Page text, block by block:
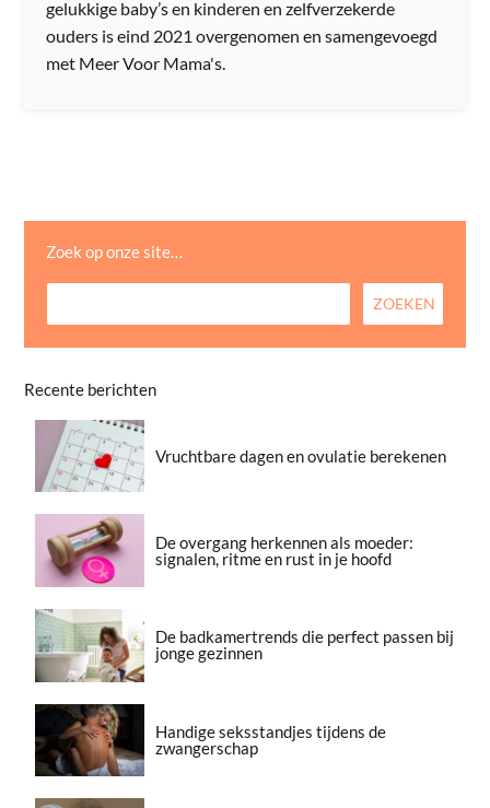
gelukkige baby’s en kinderen en zelfverzekerde
ouders is eind 2021 overgenomen en samengevoegd
met Meer Voor Mama's.
Zoek op onze site…
Recente berichten
Vruchtbare dagen en ovulatie berekenen
De overgang herkennen als moeder:
signalen, ritme en rust in je hoofd
De badkamertrends die perfect passen bij
jonge gezinnen
Handige seksstandjes tijdens de
zwangerschap